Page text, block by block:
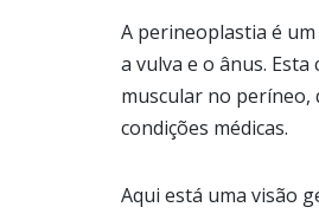
A perineoplastia é
a vulva e o ânus.
muscular no
condições médicas.
Aqui está uma visão